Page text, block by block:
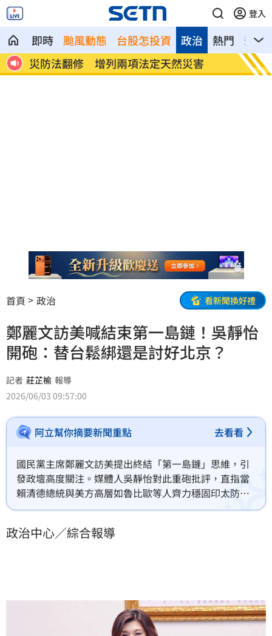
登入
即時 颱風動態 台股怎投資 熱門 影音
政治
心
災防法翻修 增列兩項法定天然災害
全聯
付」！
首頁 政治 看新聞換好禮
鄭麗文訪美喊結束第一島鏈！吳靜怡
開砲：替台鬆綁還是討好北京？
記者 莊芷榆 報導
2026/06/03 09:57:00
阿立幫你摘要新聞重點 去看看
國民黨主席鄭麗文訪美提出終結「第一島鏈」思維，引
發政壇高度關注。媒體人吳靜怡對此重砲批評，直指當
賴清德總統與美方高層如魯比歐等人齊力穩固印太防
線、建立拒止性嚇阻時，鄭麗文卻意圖自拆防線，如同
化的灰色地帶威脅，台灣正積極發展AI無人防衛系統反
政治中心／綜合報導